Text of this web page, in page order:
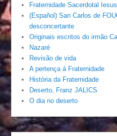
Fraternidade Sacerdotal
(Español) San Carlos de
desconcertante
Originais escritos do irmão
Nazaré
Revisão de vida
A pertença á Fraternidade
História da Fraternidade
Deserto, Franz JALICS
O dia no deserto